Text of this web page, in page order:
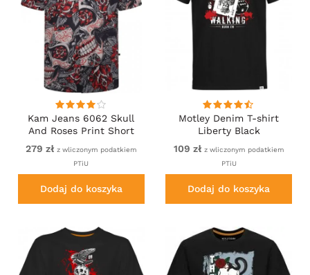
Kam Jeans 6062 Skull
And Roses Print Short
Sleeve Shirt Black
279 zł z wliczonym podatkiem
PTiU
Dodaj do koszyka
Motley Denim T-shirt
Liberty Black
109 zł z wliczonym podatkiem
PTiU
Dodaj do koszyka